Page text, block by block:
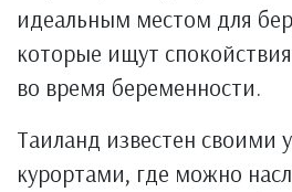
идеальным местом для
которые ищут
во время беременности.
Таиланд известен своими
курортами, где можно